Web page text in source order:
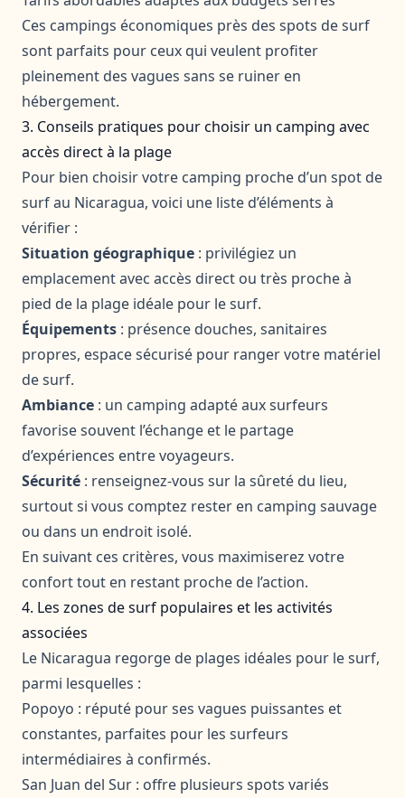
Ces campings économiques près des spots de surf
sont parfaits pour ceux qui veulent profiter
pleinement des vagues sans se ruiner en
hébergement.
3. Conseils pratiques pour choisir un camping avec
accès direct à la plage
Pour bien choisir votre camping proche d’un spot de
surf au Nicaragua, voici une liste d’éléments à
vérifier :
Situation géographique : privilégiez un
emplacement avec accès direct ou très proche à
pied de la plage idéale pour le surf.
Équipements : présence douches, sanitaires
propres, espace sécurisé pour ranger votre matériel
de surf.
Ambiance : un camping adapté aux surfeurs
favorise souvent l’échange et le partage
d’expériences entre voyageurs.
Sécurité : renseignez-vous sur la sûreté du lieu,
surtout si vous comptez rester en camping sauvage
ou dans un endroit isolé.
En suivant ces critères, vous maximiserez votre
confort tout en restant proche de l’action.
4. Les zones de surf populaires et les activités
associées
Le Nicaragua regorge de plages idéales pour le surf,
parmi lesquelles :
Popoyo : réputé pour ses vagues puissantes et
constantes, parfaites pour les surfeurs
intermédiaires à confirmés.
San Juan del Sur : offre plusieurs spots variés